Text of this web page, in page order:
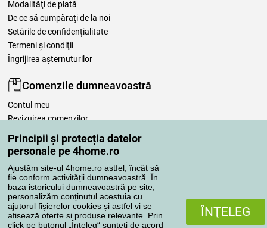
Principii și protecția datelor
personale pe 4home.ro
Ajustăm site-ul 4home.ro astfel, încât să
fie conform activității dumneavoastră. În
baza istoricului dumneavoastră pe site,
personalizăm conținutul acestuia cu
ajutorul fișierelor cookies și astfel vi se
afisează oferte si produse relevante. Prin
click pe butonul „Înteleg“ sunteți de acord
ÎNŢELEG
Modalităţi de plată
De ce să cumpăraţi de la noi
Setările de confidențialitate
Termeni şi condiţii
Îngrijirea așternuturilor
Comenzile dumneavoastră
Contul meu
Revizuirea comenzilor
Reclamaţii
Retragere de la contract
Regulile de procesare a recenziilor
Metode de transport